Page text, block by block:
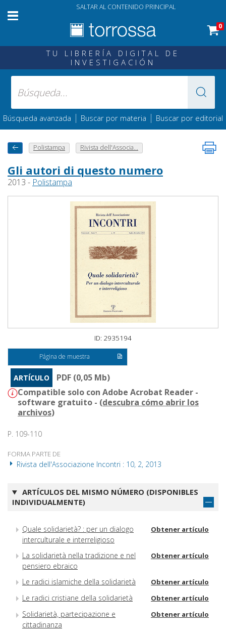
SALTAR AL CONTENIDO PRINCIPAL
0
TU LIBRERÍA DIGITAL DE
INVESTIGACIÓN
Búsqueda avanzada | Buscar por materia | Buscar por editorial
Polistampa Rivista dell'Associa...
Gli autori di questo numero
2013 - Polistampa
ID: 2935194
Página de muestra
ARTÍCULO
PDF (0,05 Mb)
Compatible solo con Adobe Acrobat Reader -
software gratuito - (descubra cómo abrir los
archivos)
P. 109-110
FORMA PARTE DE
Rivista dell'Associazione Incontri : 10, 2, 2013
ARTÍCULOS DEL MISMO NÚMERO (DISPONIBLES
INDIVIDUALMENTE)
Quale solidarietà? : per un dialogo
interculturale e interreligioso
Obtener artículo
La solidarietà nella tradizione e nel
pensiero ebraico
Obtener artículo
Le radici islamiche della solidarietà Obtener artículo
Le radici cristiane della solidarietà Obtener artículo
Solidarietà, partecipazione e
cittadinanza
Obtener artículo